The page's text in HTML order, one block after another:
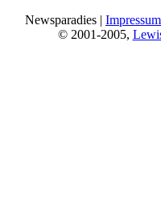
Newsparadies | Impressum
© 2001-2005,